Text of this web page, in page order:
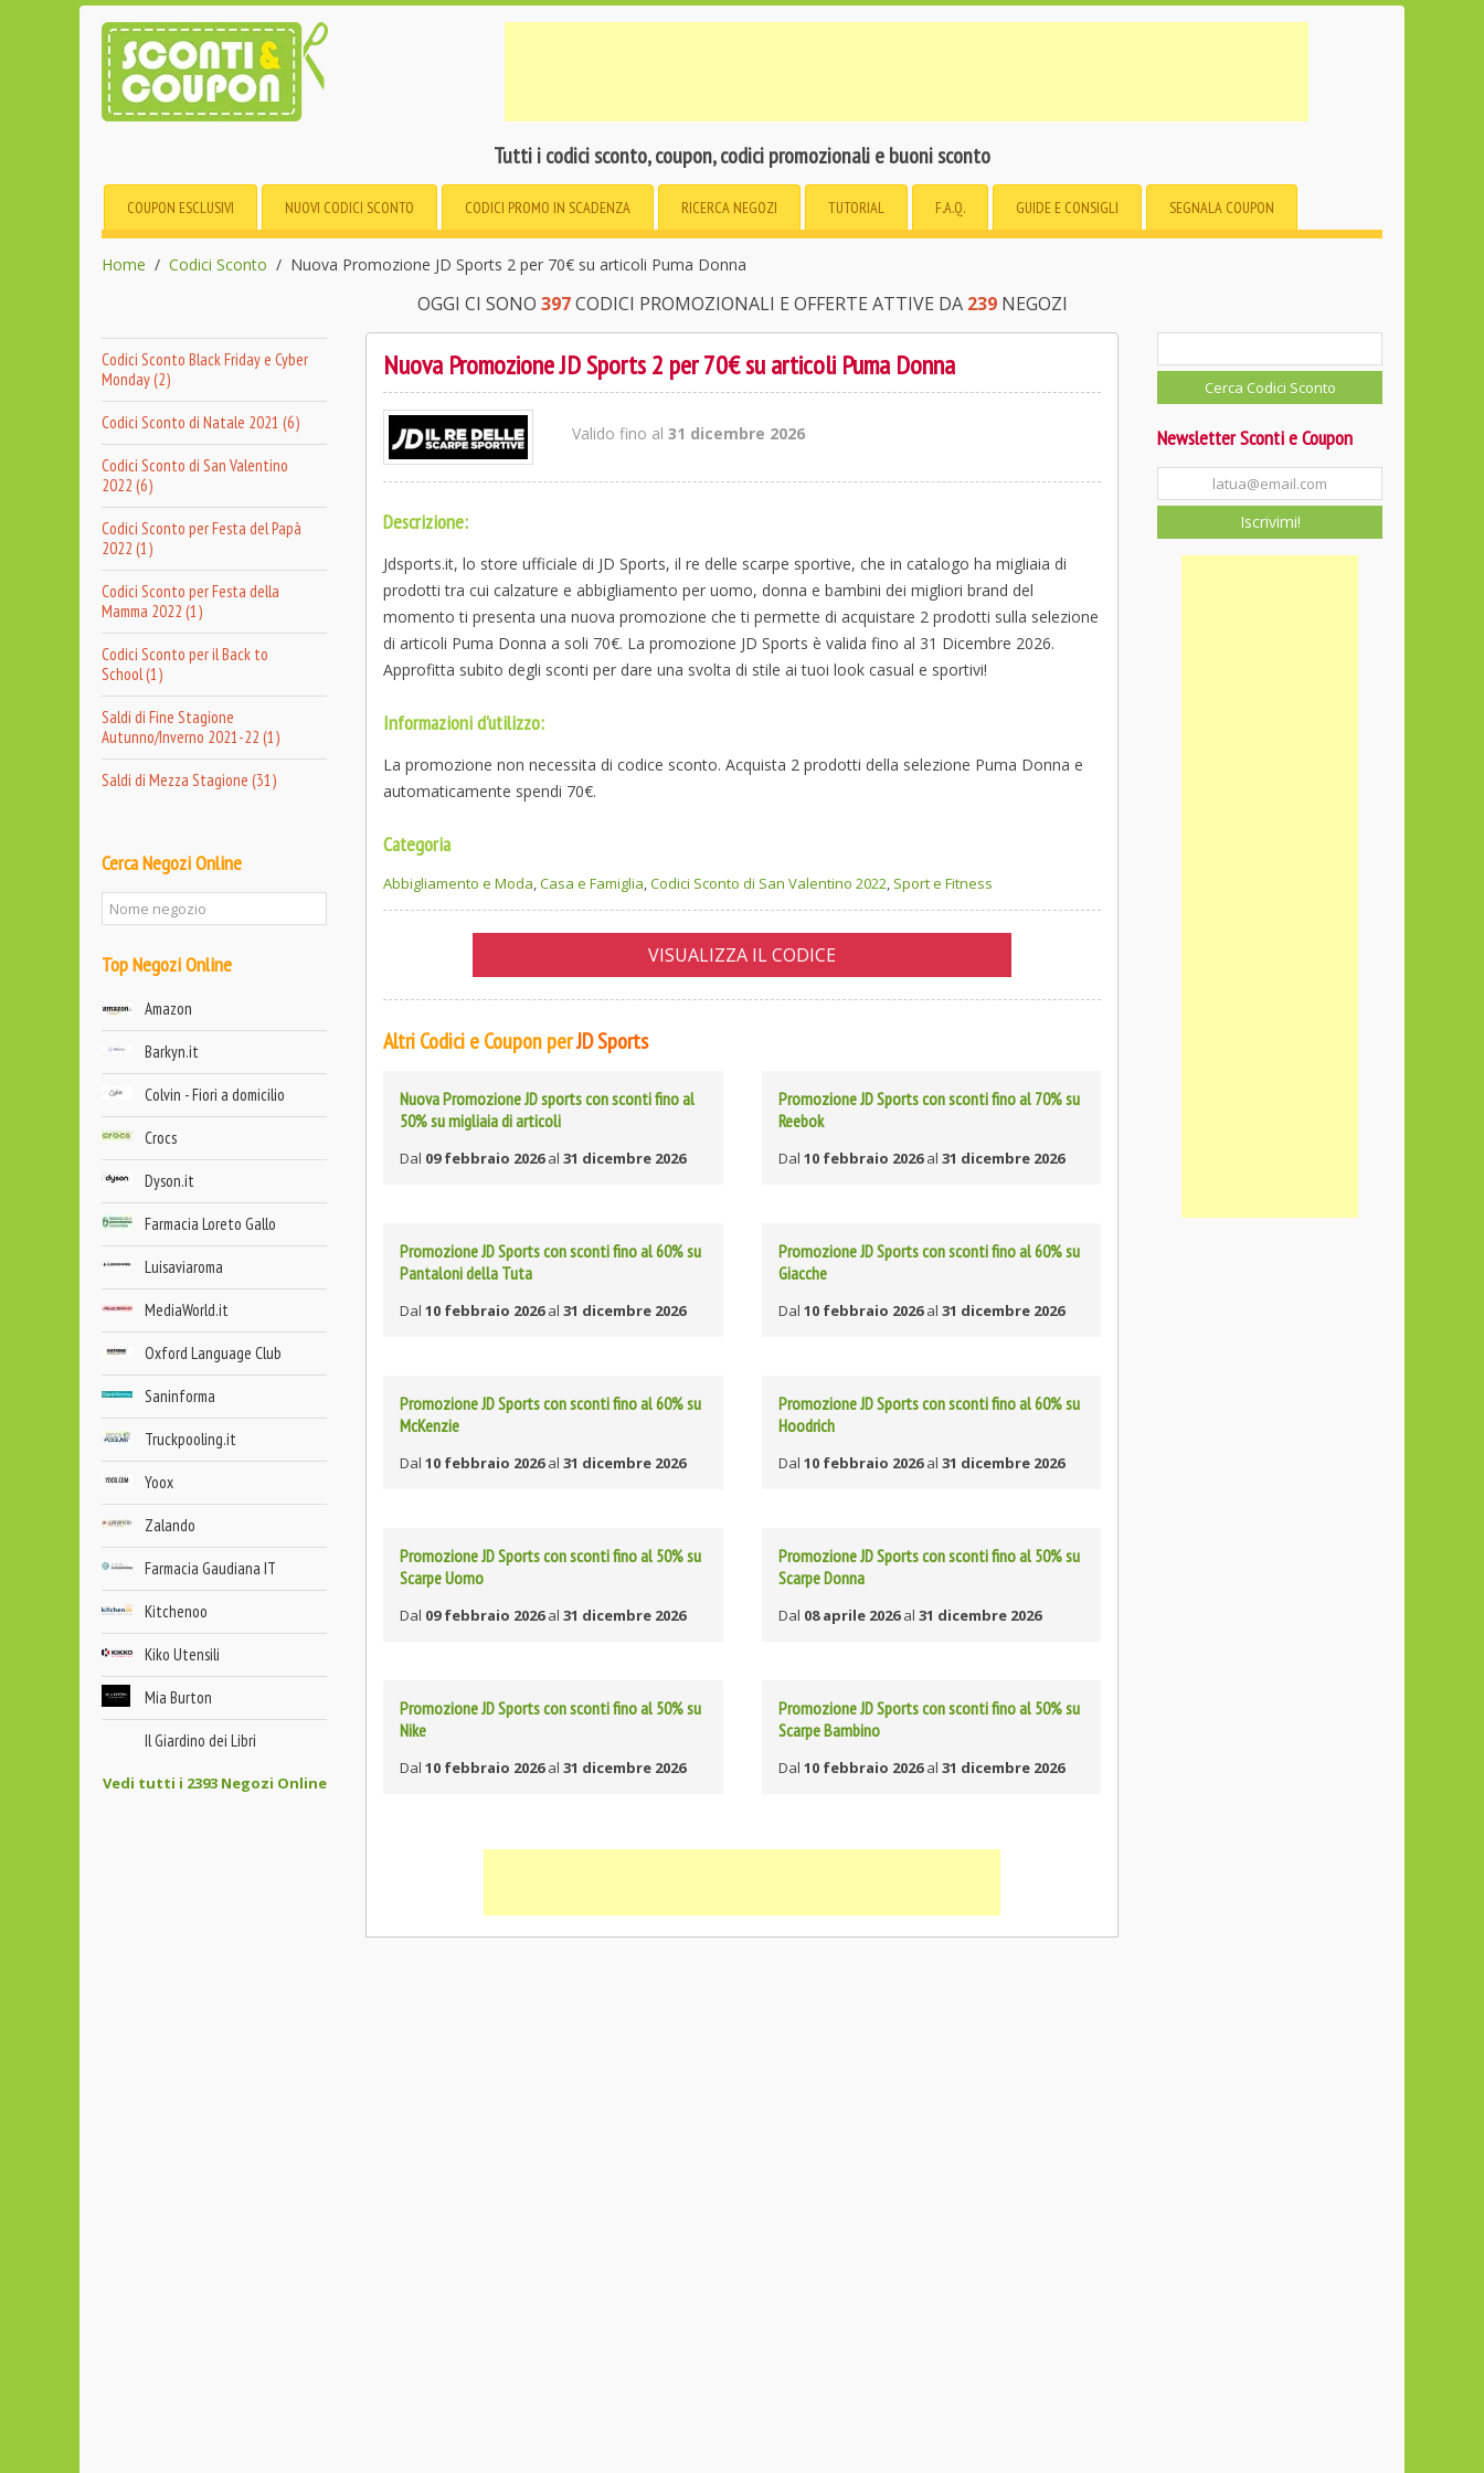
Tutti i codici sconto, coupon, codici promozionali e buoni sconto
COUPON ESCLUSIVI NUOVI CODICI SCONTO CODICI PROMO IN SCADENZA RICERCA NEGOZI TUTORIAL F.A.Q. GUIDE E CONSIGLI SEGNALA COUPON
Home Codici Sconto Nuova Promozione JD Sports 2 per 70€ su articoli Puma Donna
OGGI CI SONO 397CODICI PROMOZIONALI E OFFERTE ATTIVE DA 239NEGOZI
Codici Sconto Black Friday e Cyber
Monday (2)
Codici Sconto di Natale 2021 (6)
Codici Sconto di San Valentino
2022 (6)
Codici Sconto per Festa del Papà
2022 (1)
Codici Sconto per Festa della
Mamma 2022 (1)
Codici Sconto per il Back to
School (1)
Saldi di Fine Stagione
Autunno/Inverno 2021-22 (1)
Saldi di Mezza Stagione (31)
Cerca Negozi Online
Top Negozi Online
Amazon
Barkyn.it
Colvin - Fiori a domicilio
Crocs
Dyson.it
Farmacia Loreto Gallo
Luisaviaroma
MediaWorld.it
Oxford Language Club
Saninforma
Truckpooling.it
Yoox
Zalando
Farmacia Gaudiana IT
Kitchenoo
Kiko Utensili
Mia Burton
Il Giardino dei Libri
Vedi tutti i 2393 Negozi Online
Nuova Promozione JD Sports 2 per 70€ su articoli Puma Donna
Valido fino al31 dicembre 2026
Descrizione:
Jdsports.it, lo store ufficiale di JD Sports, il re delle scarpe sportive, che in catalogo ha migliaia di
prodotti tra cui calzature e abbigliamento per uomo, donna e bambini dei migliori brand del
momento ti presenta una nuova promozione che ti permette di acquistare 2 prodotti sulla selezione
di articoli Puma Donna a soli 70€. La promozione JD Sports è valida fino al 31 Dicembre 2026.
Approfitta subito degli sconti per dare una svolta di stile ai tuoi look casual e sportivi!
Informazioni d'utilizzo:
La promozione non necessita di codice sconto. Acquista 2 prodotti della selezione Puma Donna e
automaticamente spendi 70€.
Categoria
Abbigliamento e Moda,Casa e Famiglia,Codici Sconto di San Valentino 2022, Sport e Fitness
VISUALIZZA IL CODICE
Altri Codici e Coupon perJD Sports
Nuova Promozione JD sports con sconti fino al
50% su migliaia di articoli
Dal 09 febbraio 2026al 31 dicembre 2026
Promozione JD Sports con sconti fino al 70% su
Reebok
Dal 10 febbraio 2026al 31 dicembre 2026
Promozione JD Sports con sconti fino al 60% su
Pantaloni della Tuta
Dal 10 febbraio 2026al 31 dicembre 2026
Promozione JD Sports con sconti fino al 60% su
Giacche
Dal 10 febbraio 2026al 31 dicembre 2026
Promozione JD Sports con sconti fino al 60% su
McKenzie
Dal 10 febbraio 2026al 31 dicembre 2026
Promozione JD Sports con sconti fino al 60% su
Hoodrich
Dal 10 febbraio 2026al 31 dicembre 2026
Promozione JD Sports con sconti fino al 50% su
Scarpe Uomo
Dal 09 febbraio 2026al 31 dicembre 2026
Promozione JD Sports con sconti fino al 50% su
Scarpe Donna
Dal 08 aprile 2026al 31 dicembre 2026
Promozione JD Sports con sconti fino al 50% su
Nike
Dal 10 febbraio 2026al 31 dicembre 2026
Promozione JD Sports con sconti fino al 50% su
Scarpe Bambino
Dal 10 febbraio 2026al 31 dicembre 2026
Newsletter Sconti e Coupon
Iscrivimi!